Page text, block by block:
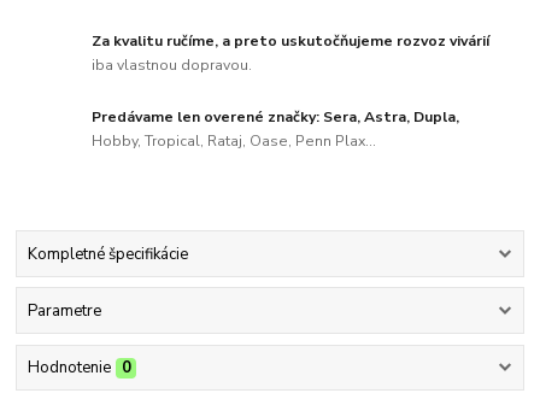
Za kvalitu ručíme, a preto uskutočňujeme rozvoz vivárií
iba vlastnou dopravou.
Predávame len overené značky: Sera, Astra, Dupla,
Hobby, Tropical, Rataj, Oase, Penn Plax...
Kompletné špecifikácie
Parametre
Hodnotenie 0